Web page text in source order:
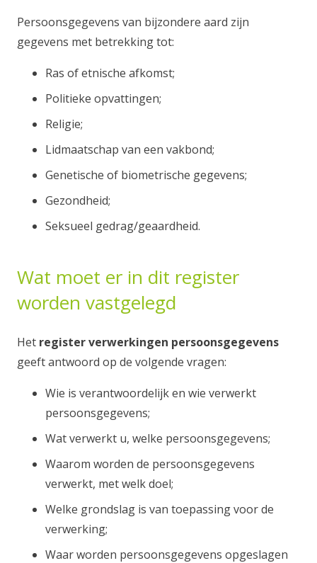
Persoonsgegevens van bijzondere aard zijn
gegevens met betrekking tot:
Ras of etnische afkomst;
Politieke opvattingen;
Religie;
Lidmaatschap van een vakbond;
Genetische of biometrische gegevens;
Gezondheid;
Seksueel gedrag/geaardheid.
Wat moet er in dit register
worden vastgelegd
Het register verwerkingen persoonsgegevens
geeft antwoord op de volgende vragen:
Wie is verantwoordelijk en wie verwerkt
persoonsgegevens;
Wat verwerkt u, welke persoonsgegevens;
Waarom worden de persoonsgegevens
verwerkt, met welk doel;
Welke grondslag is van toepassing voor de
verwerking;
Waar worden persoonsgegevens opgeslagen